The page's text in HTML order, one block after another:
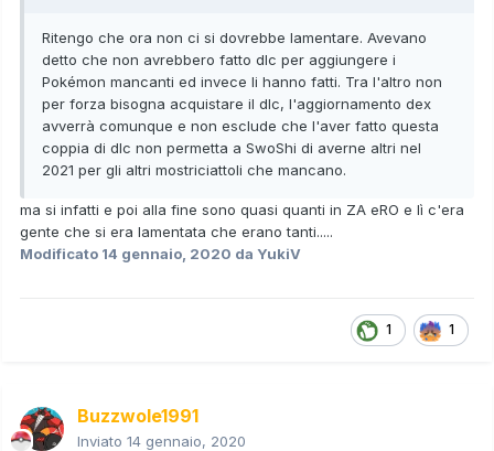
Ritengo che ora non ci si dovrebbe lamentare. Avevano
detto che non avrebbero fatto dlc per aggiungere i
Pokémon mancanti ed invece li hanno fatti. Tra l'altro non
per forza bisogna acquistare il dlc, l'aggiornamento dex
avverrà comunque e non esclude che l'aver fatto questa
coppia di dlc non permetta a SwoShi di averne altri nel
2021 per gli altri mostriciattoli che mancano.
ma si infatti e poi alla fine sono quasi quanti in ZA eRO e lì c'era
gente che si era lamentata che erano tanti.....
Modificato 14 gennaio, 2020 da YukiV
1 1
Buzzwole1991
Inviato 14 gennaio, 2020